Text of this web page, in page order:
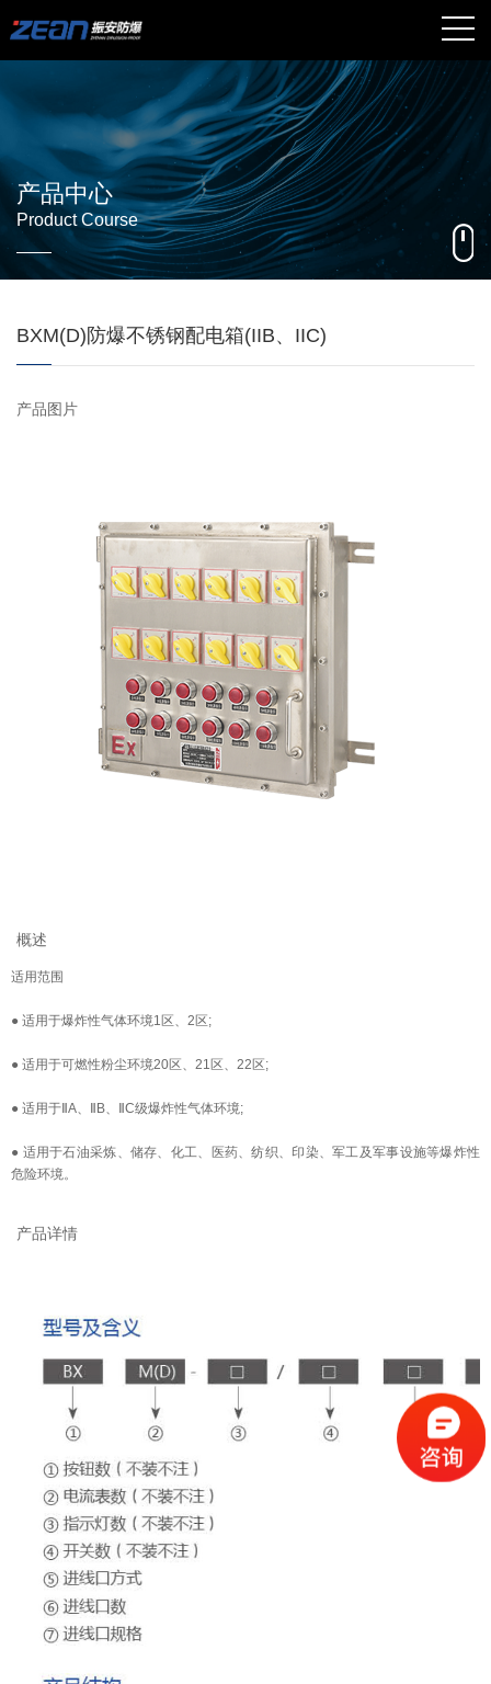
产品中心
Product Course
BXM(D)防爆不锈钢配电箱(IIB、IIC)
产品图片
概述
适用范围
● 适用于爆炸性气体环境1区、2区;
● 适用于可燃性粉尘环境20区、21区、22区;
● 适用于ⅡA、ⅡB、ⅡC级爆炸性气体环境;
● 适用于石油采炼、储存、化工、医药、纺织、印染、军工及军事设施等爆炸性
危险环境。
产品详情